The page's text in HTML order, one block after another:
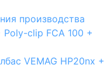
производства
Poly-clip FCA 100 +
VEMAG HP20nx +